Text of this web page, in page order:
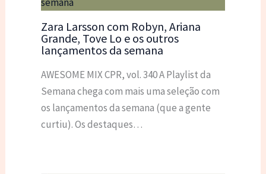
Zara Larsson com Robyn, Ariana
Grande, Tove Lo e os outros
lançamentos da semana
AWESOME MIX CPR, vol. 340 A Playlist da
Semana chega com mais uma seleção com
os lançamentos da semana (que a gente
curtiu). Os destaques…